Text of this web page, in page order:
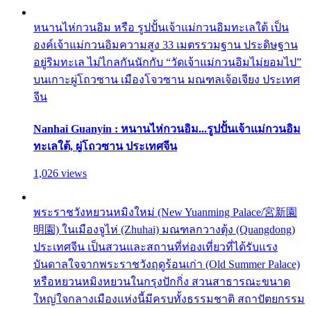
หนานไห่กวนอิม หรือ รูปปั้นเจ้าแม่กวนอิมทะเลใต้ เป็น
องค์เจ้าแม่กวนอิมความสูง 33 เมตรรวมฐาน ประดิษฐาน
อยู่ริมทะเล ไม่ไกลกันนักกับ “วัดเจ้าแม่กวนอิมไม่ยอมไป”
บนเกาะผู่โถวซาน เมืองโจวซาน มณฑลเจ้อเจียง ประเทศ
จีน
Nanhai Guanyin : หนานไห่กวนอิม...รูปปั้นเจ้าแม่กวนอิม
ทะเลใต้, ผู่โถวซาน ประเทศจีน
1,026 views
พระราชวังหยวนหมิงใหม่ (New Yuanming Palace/宮新園
明園) ในเมืองจูไห่ (Zhuhai) มณฑลกวางตุ้ง (Quangdong)
ประเทศจีน เป็นสวนและสถานที่ท่องเที่ยวที่ได้รับแรง
บันดาลใจจากพระราชวังฤดูร้อนเก่า (Old Summer Palace)
หรือหยวนหมิงหยวนในกรุงปักกิ่ง สวนสาธารณะขนาด
ใหญ่ใจกลางเมืองแห่งนี้มีครบทั้งธรรมชาติ สถาปัตยกรรม